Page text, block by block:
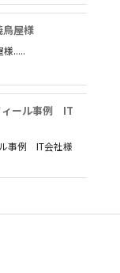
屋様
.....
ィール事例 IT
事例 IT会社様